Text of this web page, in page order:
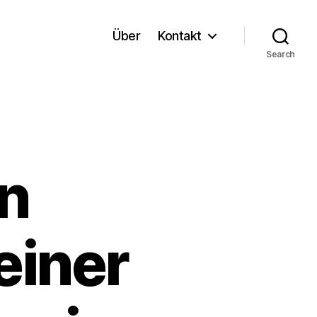
Über Kontakt
Search